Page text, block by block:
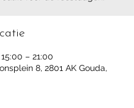
– 21:00
8, 2801 AK Gouda,